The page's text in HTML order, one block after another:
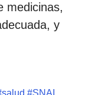
medicinas,
y
salud #SNAI